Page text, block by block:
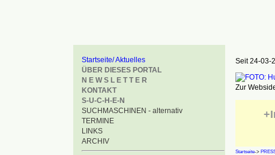
Startseite/ Aktuelles
ÜBER DIESES PORTAL
N E W S L E T T E R
KONTAKT
S-U-C-H-E-N
SUCHMASCHINEN - alternativ
TERMINE
LINKS
ARCHIV
Seit 24-03-
Zur
Startseite->